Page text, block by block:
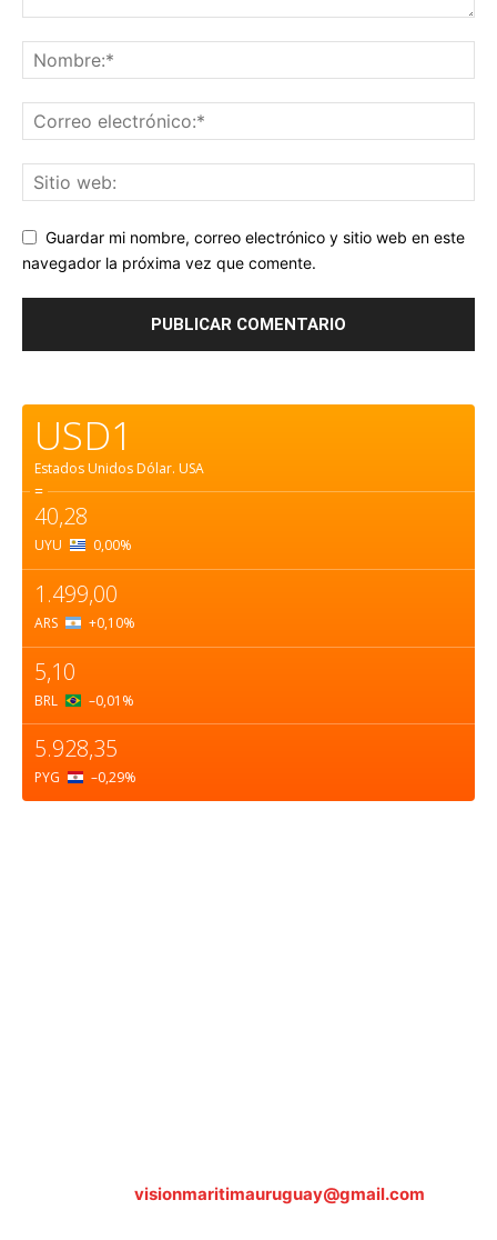
Guardar mi nombre, correo electrónico y sitio web en este
navegador la próxima vez que comente.
USD1
Estados Unidos Dólar. USA
=
40,28
UYU 0,00%
1.499,00
ARS +0,10%
5,10
BRL –0,01 %
5.928,35
PYG –0,29%
visionmaritimauruguay@gmail.com